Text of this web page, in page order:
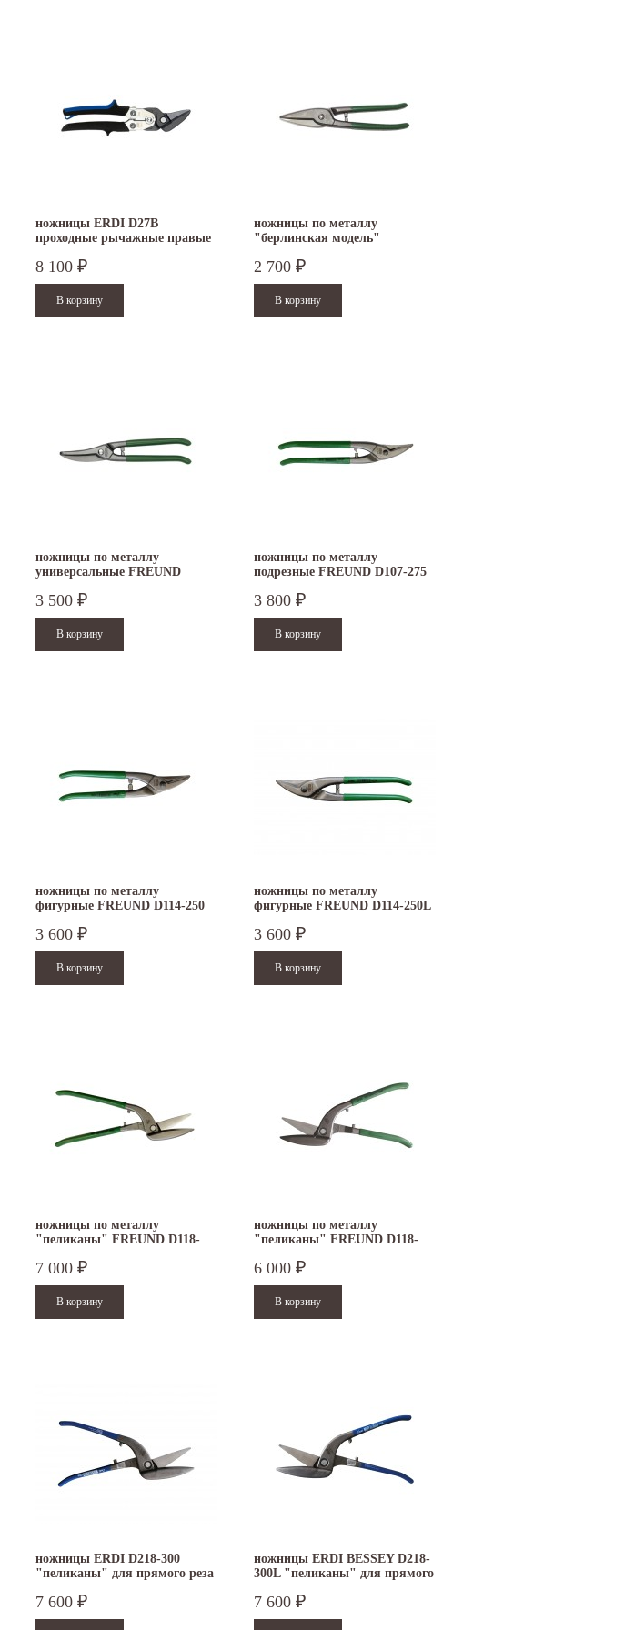
ножницы ERDI D27B
проходные рычажные правые
8 100 ₽
ножницы по металлу
"берлинская модель"
2 700 ₽
ножницы по металлу
универсальные FREUND
3 500 ₽
ножницы по металлу
подрезные FREUND D107-275
3 800 ₽
ножницы по металлу
фигурные FREUND D114-250
3 600 ₽
ножницы по металлу
фигурные FREUND D114-250L
3 600 ₽
ножницы по металлу
"пеликаны" FREUND D118-
7 000 ₽
ножницы по металлу
"пеликаны" FREUND D118-
6 000 ₽
ножницы ERDI D218-300
"пеликаны" для прямого реза
7 600 ₽
ножницы ERDI BESSEY D218-
300L "пеликаны" для прямого
7 600 ₽